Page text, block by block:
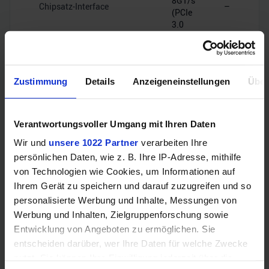
Zustimmung Details Anzeigeneinstellungen
Verantwortungsvoller Umgang mit Ihren Daten
Wir und unsere 1022 Partner verarbeiten Ihre
persönlichen Daten, wie z. B. Ihre IP-Adresse, mithilfe
von Technologien wie Cookies, um Informationen auf
Ihrem Gerät zu speichern und darauf zuzugreifen und so
personalisierte Werbung und Inhalte, Messungen von
Werbung und Inhalten, Zielgruppenforschung sowie
Entwicklung von Angeboten zu ermöglichen. Sie
entscheiden darüber, wer Ihre Daten für welche Zwecke
Chipsatz-Interface
(PCIe
3.0
–
PCIe-Lanes 16 –
RAM-Kompatibilität
Speichertyp DDR4 –
Speicherkanäle
Dual
Channel
–